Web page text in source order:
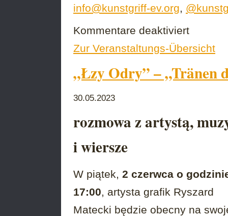
info@kunstgriff-ev.org,
Kommentare deaktiviertDanke
für
mal
ART
|
Zur Veranstaltungs-Übersicht
„Łzy Odry” – „Tränen
30.05.2023
rozmowa z artystą,
i wiersze
W piątek, 2 czerwca o
17:00, artysta grafik Ryszard
Matecki będzie obecny na